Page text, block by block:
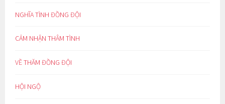
NGHĨA TÌNH ĐỒNG ĐỘI
CẢM NHẬN THÂM TÌNH
VỀ THĂM ĐỒNG ĐỘI
HỘI NGỘ